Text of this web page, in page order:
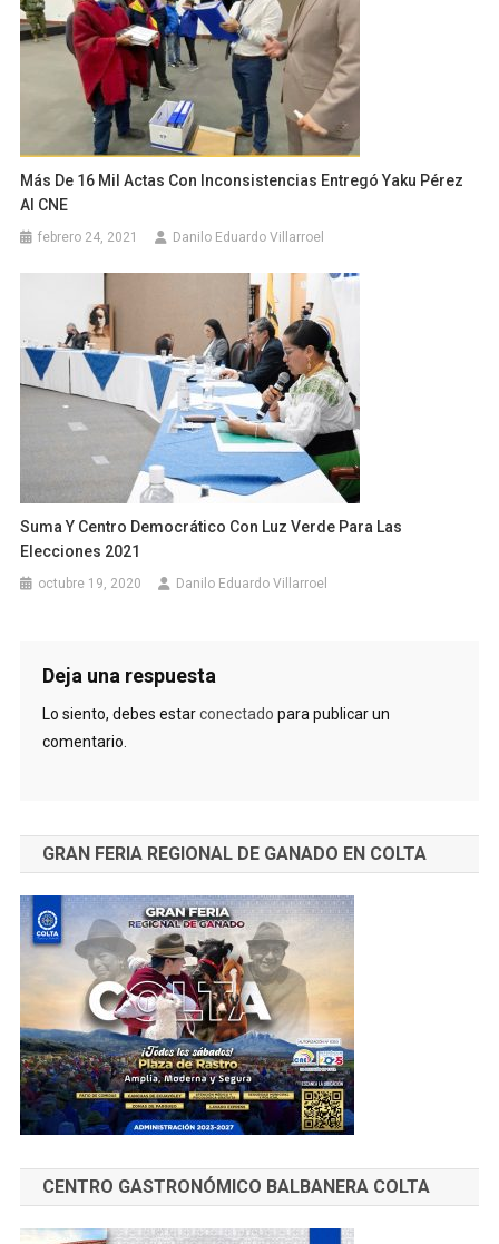
Más De 16 Mil Actas Con Inconsistencias Entregó Yaku Pérez
Al CNE
febrero 24, 2021 Danilo Eduardo Villarroel
Suma Y Centro Democrático Con Luz Verde Para Las
Elecciones 2021
octubre 19, 2020 Danilo Eduardo Villarroel
Deja una respuesta
Lo siento, debes estarconectado para publicar un
comentario.
GRAN FERIA REGIONAL DE GANADO EN COLTA
CENTRO GASTRONÓMICO BALBANERA COLTA